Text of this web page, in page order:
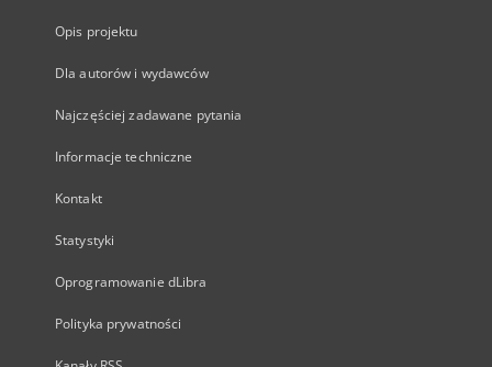
Opis projektu
Dla autorów i wydawców
Najczęściej zadawane pytania
Informacje techniczne
Kontakt
Statystyki
Oprogramowanie dLibra
Polityka prywatności